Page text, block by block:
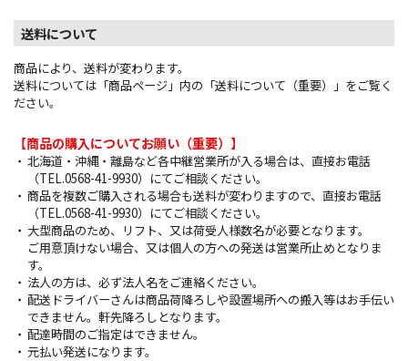
送料について
商品により、送料が変わります。
送料については「商品ページ」内の「送料について（重要）」をご覧く
ださい。
【商品の購入についてお願い（重要）】
北海道・沖縄・離島など各中継営業所が入る場合は、直接お電話
（TEL.0568-41-9930）にてご相談ください。
商品を複数ご購入される場合も送料が変わりますので、直接お電話
（TEL.0568-41-9930）にてご相談ください。
大型商品のため、リフト、又は荷受人様数名が必要となります。
ご用意頂けない場合、又は個人の方への発送は営業所止めとなりま
す。
法人の方は、必ず法人名をご連絡ください。
配送ドライバーさんは商品荷降ろしや設置場所への搬入等はお手伝い
できません。軒先降ろしとなります。
配達時間のご指定はできません。
元払い発送になります。